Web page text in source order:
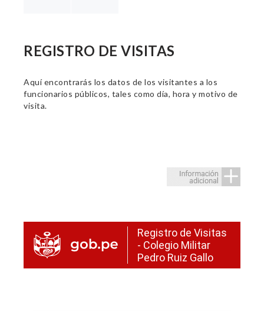
REGISTRO DE VISITAS
Aquí encontrarás los datos de los visitantes a los
funcionarios públicos, tales como día, hora y motivo de
visita.